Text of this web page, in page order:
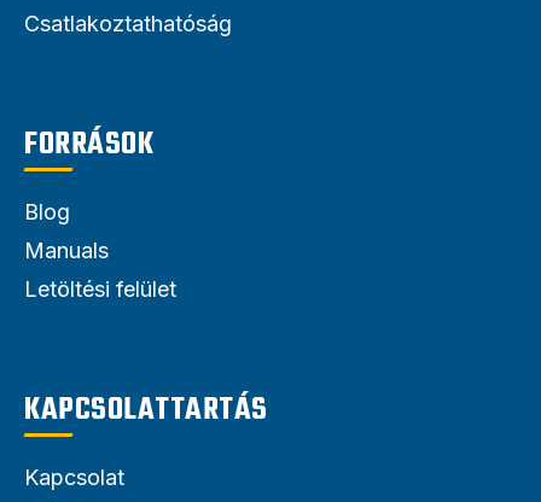
Csatlakoztathatóság
FORRÁSOK
Blog
Manuals
Letöltési felület
KAPCSOLATTARTÁS
Kapcsolat